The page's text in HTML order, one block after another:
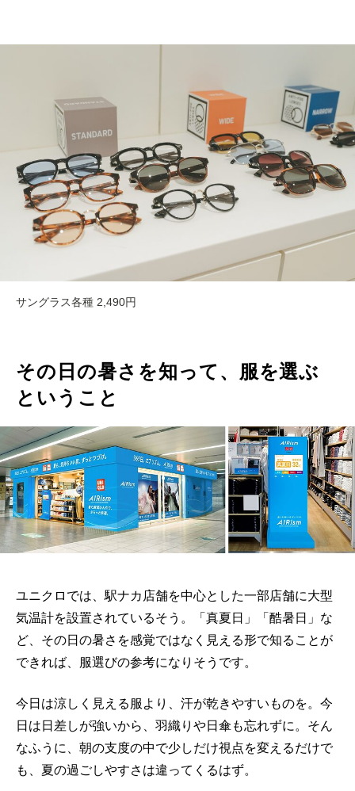
サングラス各種 2,490円
その日の暑さを知って、服を選ぶ
ということ
ユニクロでは、駅ナカ店舗を中心とした一部店舗に大型
気温計を設置されているそう。「真夏日」「酷暑日」な
ど、その日の暑さを感覚ではなく見える形で知ることが
できれば、服選びの参考になりそうです。
今日は涼しく見える服より、汗が乾きやすいものを。今
日は日差しが強いから、羽織りや日傘も忘れずに。そん
なふうに、朝の支度の中で少しだけ視点を変えるだけで
も、夏の過ごしやすさは違ってくるはず。